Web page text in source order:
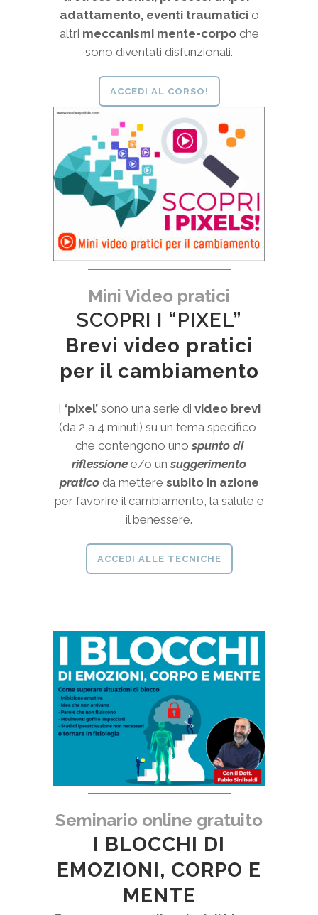
adattamento, eventi traumaticio
altri meccanismi mente-corpoche
sono diventati disfunzionali.
ACCEDI AL CORSO!
Mini Video pratici
SCOPRI I “PIXEL”
Brevi video pratici
per il cambiamento
I ‘pixel’sono una serie di video brevi
(da 2 a 4 minuti) su un tema specifico,
che contengono unospunto di
riflessione e/o unsuggerimento
praticoda mettere subito in azione
per favorire il cambiamento, la salute e
il benessere.
ACCEDI ALLE TECNICHE
Seminario online gratuito
I BLOCCHI DI
EMOZIONI, CORPO E
MENTE